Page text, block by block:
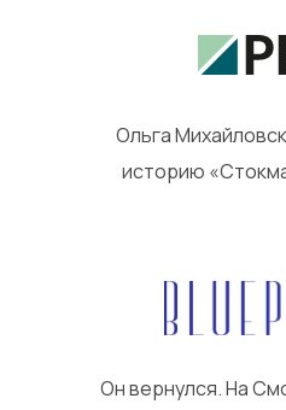
Ольга
историю
Он вернулся. На